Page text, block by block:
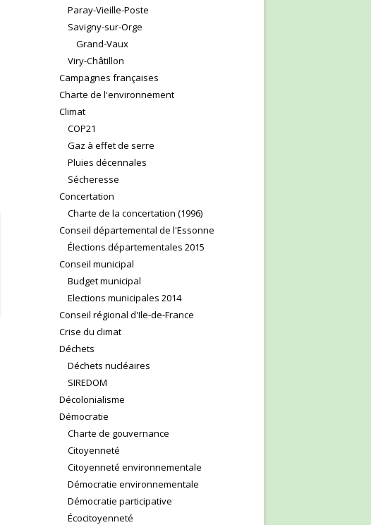
Paray-Vieille-Poste
Savigny-sur-Orge
Grand-Vaux
Viry-Châtillon
Campagnes françaises
Charte de l'environnement
Climat
COP21
Gaz à effet de serre
Pluies décennales
Sécheresse
Concertation
Charte de la concertation (1996)
Conseil départemental de l'Essonne
Élections départementales 2015
Conseil municipal
Budget municipal
Elections municipales 2014
Conseil régional d'Ile-de-France
Crise du climat
Déchets
Déchets nucléaires
SIREDOM
Décolonialisme
Démocratie
Charte de gouvernance
Citoyenneté
Citoyenneté environnementale
Démocratie environnementale
Démocratie participative
Écocitoyenneté